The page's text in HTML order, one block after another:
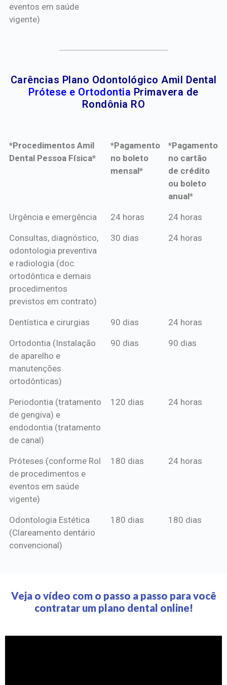
eventos em saúde
vigente)
Carências Plano Odontológico Amil Dental
Prótese e Ortodontia Primavera de
Rondônia RO
*Procedimentos Amil
Dental Pessoa Física*
*Pagamento
no boleto
mensal*
*Pagamento
no cartão
de crédito
ou boleto
anual*
*Procedimentos Amil
*Pagamento
mensal*
*Pagamento
de crédito
Urgência e emergência 24 horas 24 horas
Consultas, diagnóstico,
odontologia preventiva
e radiologia (doc.
ortodôntica e demais
procedimentos
previstos em contrato)
30 dias 24 horas
Dentística e cirurgias 90 dias 24 horas
Ortodontia (Instalação
de aparelho e
manutenções
ortodônticas)
90 dias 90 dias
Periodontia (tratamento
de gengiva) e
endodontia (tratamento
de canal)
120 dias 24 horas
Próteses (conforme Rol
de procedimentos e
eventos em saúde
vigente)
180 dias 24 horas
Odontologia Estética
(Clareamento dentário
convencional)
180 dias 180 dias
Veja o vídeo com o passo a passo para você
contratar um plano dental online!